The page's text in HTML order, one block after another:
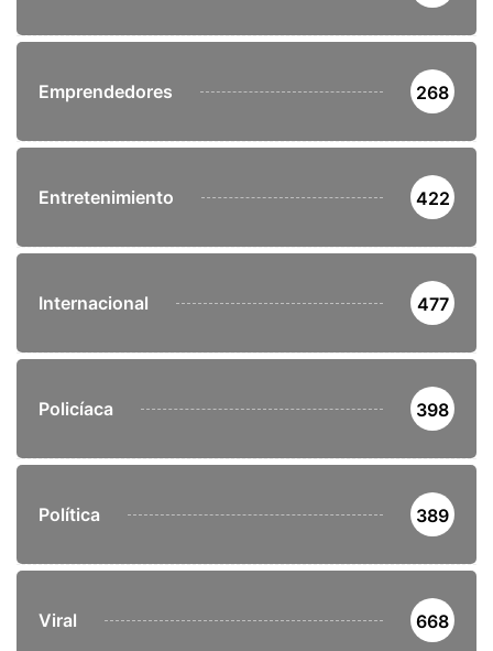
Emprendedores 268
Entretenimiento 422
Internacional 477
Policíaca 398
Política 389
Viral 668